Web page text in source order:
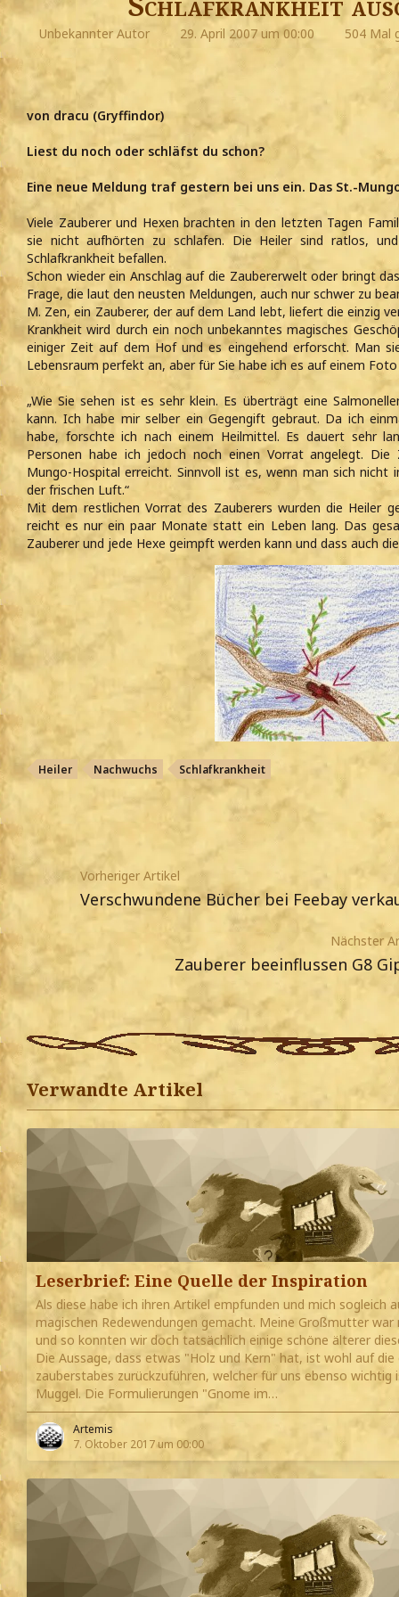
Unbekannter Autor 29. April 2007 um 00:00 504 Mal
von dracu (Gryffindor)
Liest du noch oder schläfst du schon?
Eine neue Meldung traf gestern bei uns ein. Das St.-
Viele Zauberer und Hexen brachten in den letzten Tagen
sie nicht aufhörten zu schlafen. Die Heiler sind ratlos,
Schlafkrankheit befallen.
Schon wieder ein Anschlag auf die Zaubererwelt oder bringt
Frage, die laut den neusten Meldungen, auch nur schwer zu
M. Zen, ein Zauberer, der auf dem Land lebt, liefert die einzig
Krankheit wird durch ein noch unbekanntes magisches
einiger Zeit auf dem Hof und es eingehend erforscht. Man
Lebensraum perfekt an, aber für Sie habe ich es auf einem
„Wie Sie sehen ist es sehr klein. Es überträgt eine
kann. Ich habe mir selber ein Gegengift gebraut. Da ich
habe, forschte ich nach einem Heilmittel. Es dauert sehr
Personen habe ich jedoch noch einen Vorrat angelegt.
Mungo-Hospital erreicht. Sinnvoll ist es, wenn man sich nicht
der frischen Luft.“
Mit dem restlichen Vorrat des Zauberers wurden die Heiler
reicht es nur ein paar Monate statt ein Leben lang. Das
Zauberer und jede Hexe geimpft werden kann und dass auch
Heiler Nachwuchs Schlafkrankheit
Vorheriger Artikel
Verschwundene Bücher bei Feebay
Nächster
Zauberer beeinflussen G8
Verwandte Artikel
Leserbrief: Eine Quelle der Inspiration
Als diese habe ich ihren Artikel empfunden und mich sogleich
magischen Redewendungen gemacht. Meine Großmutter
und so konnten wir doch tatsächlich einige schöne älterer
Die Aussage, dass etwas "Holz und Kern" hat, ist wohl auf
zauberstabes zurückzuführen, welcher für uns ebenso
Muggel. Die Formulierungen "Gnome im…
Artemis
7. Oktober 2017 um 00:00